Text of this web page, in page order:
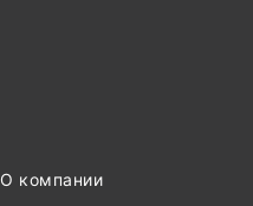
О компании